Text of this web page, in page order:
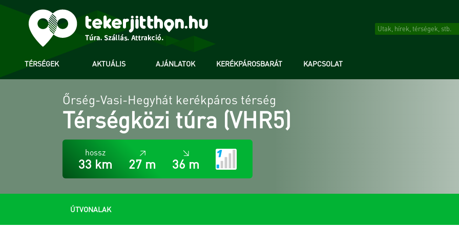
TÉRSÉGEK AKTUÁLIS AJÁNLATOK KERÉKPÁROSBARÁT KAPCSOLAT
Őrség-Vasi-Hegyhát kerékpáros térség
Térségközi túra (VHR5)
hossz
33 km
↗
27 m
↘
36 m
ÚTVONALAK